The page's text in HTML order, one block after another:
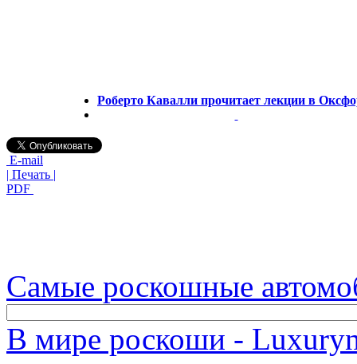
Роберто Кавалли прочитает лекции в
E-mail
| Печать |
PDF
Самые роскошные
В мире роскоши -